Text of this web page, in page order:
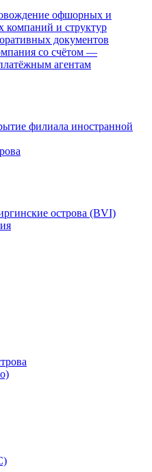
офшорных и
компаний и структур
документов
со счётом —
агентам
филиала иностранной
острова (BVI)